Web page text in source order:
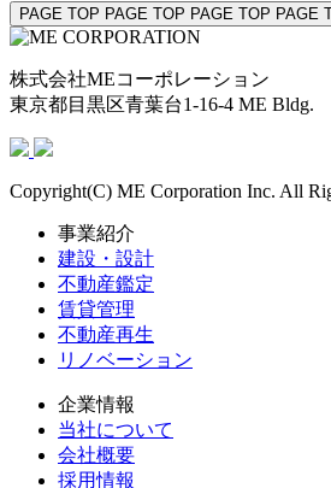
PAGE TOP PAGE TOP PAGE
株式会社MEコーポレーション
東京都目黒区青葉台1-16-4 ME Bldg.
Copyright(C) ME Corporation Inc. All
事業紹介
建設・設計
不動産鑑定
賃貸管理
不動産再生
リノベーション
企業情報
当社について
会社概要
採用情報